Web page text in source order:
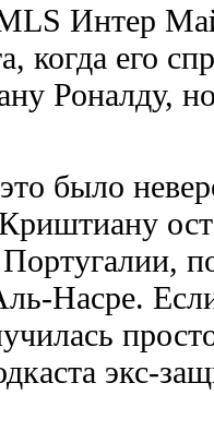
Интер
когда его
Роналду,
было
Насре.
экс-